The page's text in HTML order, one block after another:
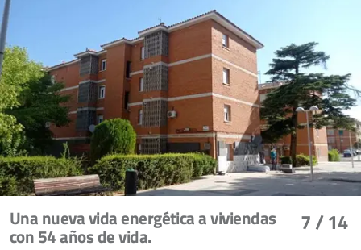
7/ 14
Una nueva vida energética a viviendas
con 54 años de vida.